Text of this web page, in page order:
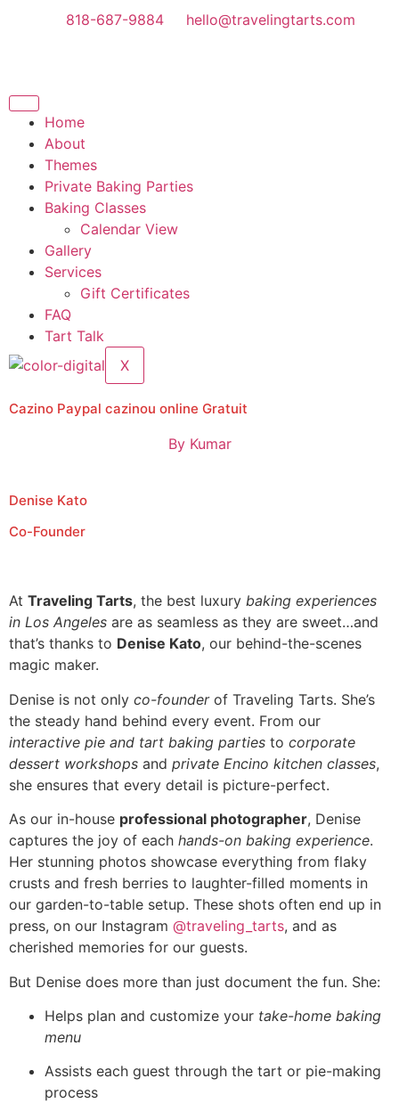
818-687-9884 hello@travelingtarts.com
Home
About
Themes
Private Baking Parties
Baking Classes
Calendar View
Gallery
Services
Gift Certificates
FAQ
Tart Talk
X
Cazino Paypal cazinou online Gratuit
ByKumar
Denise Kato
Co-Founder
At Traveling Tarts, the best luxury baking experiences
in Los Angeles are as seamless as they are sweet…and
that’s thanks to Denise Kato, our behind-the-scenes
magic maker.
Denise is not only co-founderof Traveling Tarts. She’s
the steady hand behind every event. From our
interactive pie and tart baking parties to corporate
dessert workshops and private Encino kitchen classes,
she ensures that every detail is picture-perfect.
As our in-house professional photographer, Denise
captures the joy of each hands-on baking experience.
Her stunning photos showcase everything from flaky
crusts and fresh berries to laughter-filled moments in
our garden-to-table setup. These shots often end up in
press, on our Instagram @traveling_tarts, and as
cherished memories for our guests.
But Denise does more than just document the fun. She:
Helps plan and customize your take-home baking
menu
Assists each guest through the tart or pie-making
process